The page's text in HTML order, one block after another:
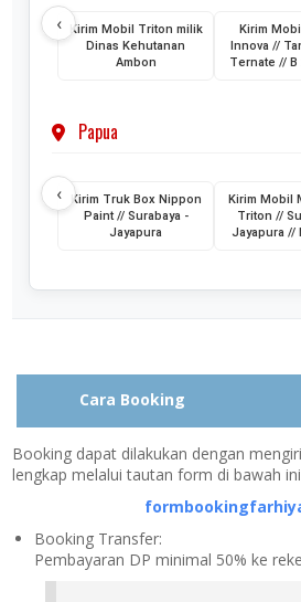
‹
Kirim Mobil Triton milik
Dinas Kehutanan
Ambon
Kirim
Innova //
Ternate // B
Papua
‹
Kirim Truk Box Nippon
Paint // Surabaya -
Jayapura
Kirim Mobil
Triton //
Jayapura //
Cara Booking
Booking dapat dilakukan dengan
lengkap melalui tautan form di bawah
Booking Transfer:
Pembayaran DP minimal 50% ke